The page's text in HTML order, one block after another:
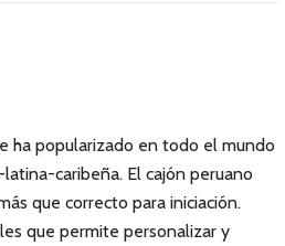
ha popularizado en todo el mundo
caribeña. El cajón peruano
que correcto para iniciación.
que permite personalizar y